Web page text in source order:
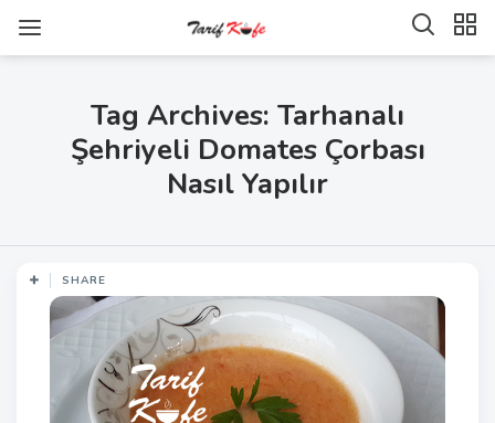
Tag Archives: Tarhanalı
Şehriyeli Domates Çorbası
Nasıl Yapılır
SHARE